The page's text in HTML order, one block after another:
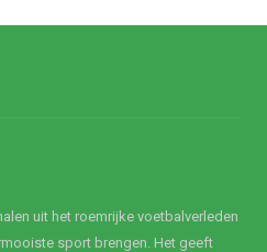
uit het roemrijke voetbalverleden
sport brengen. Het geeft